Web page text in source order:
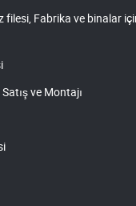
filesi, Fabrika ve binalar
ve Montajı